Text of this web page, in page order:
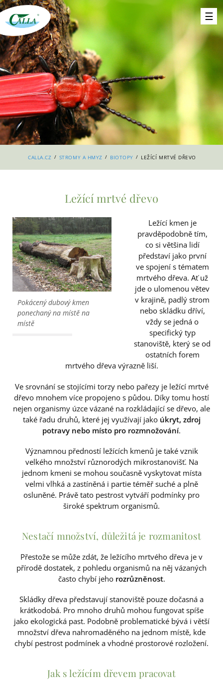
CALLA.CZ / STROMY A HMYZ / BIOTOPY / LEŽÍCÍ MRTVÉ DŘEVO
Ležící mrtvé dřevo
Pokácený dubový kmen
ponechaný na místě na
místě
Ležící kmen je
pravděpodobně tím,
co si většina lidí
představí jako první
ve spojení s tématem
mrtvého dřeva. Ať už
jde o ulomenou větev
v krajině, padlý strom
nebo skládku dříví,
vždy se jedná o
specifický typ
stanoviště, který se od
ostatních forem
mrtvého dřeva výrazně liší.
Ve srovnání se stojícími torzy nebo pařezy je ležící mrtvé
dřevo mnohem více propojeno s půdou. Díky tomu hostí
nejen organismy úzce vázané na rozkládající se dřevo, ale
také řadu druhů, které jej využívají jako úkryt, zdroj
potravy nebo místo pro rozmnožování.
Významnou předností ležících kmenů je také vznik
velkého množství různorodých mikrostanovišť. Na
jednom kmeni se mohou současně vyskytovat místa
velmi vlhká a zastíněná i partie téměř suché a plně
osluněné. Právě tato pestrost vytváří podmínky pro
široké spektrum organismů.
Nestačí množství, důležitá je rozmanitost
Přestože se může zdát, že ležícího mrtvého dřeva je v
přírodě dostatek, z pohledu organismů na něj vázaných
často chybí jeho rozrůzněnost.
Skládky dřeva představují stanoviště pouze dočasná a
krátkodobá. Pro mnoho druhů mohou fungovat spíše
jako ekologická past. Podobně problematické bývá i větší
množství dřeva nahromaděného na jednom místě, kde
chybí pestrost podmínek a vhodné prostorové rozložení.
Jak s ležícím dřevem pracovat